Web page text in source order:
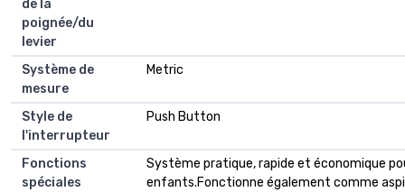
de la
poignée/du
levier
Système de
mesure
‎Metric
Style de
l'interrupteur
‎Push Button
Fonctions
spéciales
‎Système pratique, rapide et économique
enfants.Fonctionne également comme